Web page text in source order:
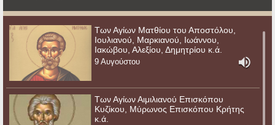
Των Αγίων Ματθίου του Αποστόλου,
Ιουλιανού, Μαρκιανού, Ιωάννου,
Ιακώβου, Αλεξίου, Δημητρίου κ.ά.
9 Αυγούστου
Των Αγίων Αιμιλιανού Επισκόπου
Κυζίκου, Μύρωνος Επισκόπου Κρήτης
κ.ά.